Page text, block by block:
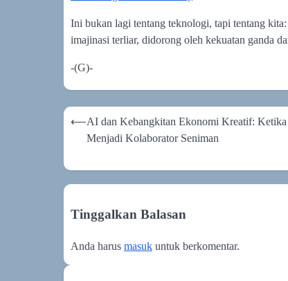
Ini bukan lagi tentang teknologi, tapi tentang
imajinasi terliar, didorong oleh kekuatan ganda
-(G)-
Navigasi
⟵AI dan Kebangkitan Ekonomi Kreatif:
Menjadi Kolaborator Seniman
Tinggalkan Balasan
Anda harus masuk untuk berkomentar.